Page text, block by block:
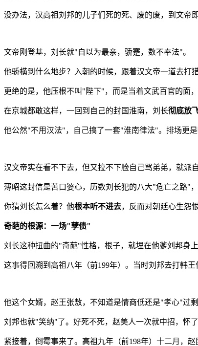
没办法，汉高祖刘邦的儿子们死的死、废的废，到文帝
文帝刚登基，刘长就"自以为最亲，骄蹇，数不奉法"。
他骄横到什么地步？入朝的时候，跟着汉文帝一道去打
更绝的是，他压根不叫"陛下"，而是当着文武百官的面
在京城都敢这样，一回到自己的封国淮南，刘长彻底放
他公然"不用汉法"，自己搞了一套"淮南律法"。排场更
汉文帝实在看不下去，但又拉不下脸自己骂弟弟，就派
薄昭这封信是苦口婆心，历数刘长犯的八大"危亡之路"
你猜刘长怎么着？他根本听不进去，反而对朝廷心生怨恨
奇葩的根源：一场"孽债"
刘长这种扭曲的"奇葩"性格，根子，就埋在他爹刘邦身上
这事得回溯到高祖八年（前199年）。当时刘邦去打韩王
他这个女婿，赵王张敖，不知道是情商低还是"孝心"过
刘邦也就"笑纳"了。好死不死，赵美人一次就中招，怀
紧接着，倒霉事来了。高祖九年（前198年）十二月，